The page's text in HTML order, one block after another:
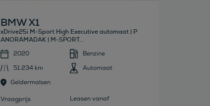
BMW X1
xDrive25i M-Sport High Executive automaat | P
ANORAMADAK | M-SPORT...
2020
Benzine
51.234 km
Automaat
Geldermalsen
Vraagprijs Leasen vanaf